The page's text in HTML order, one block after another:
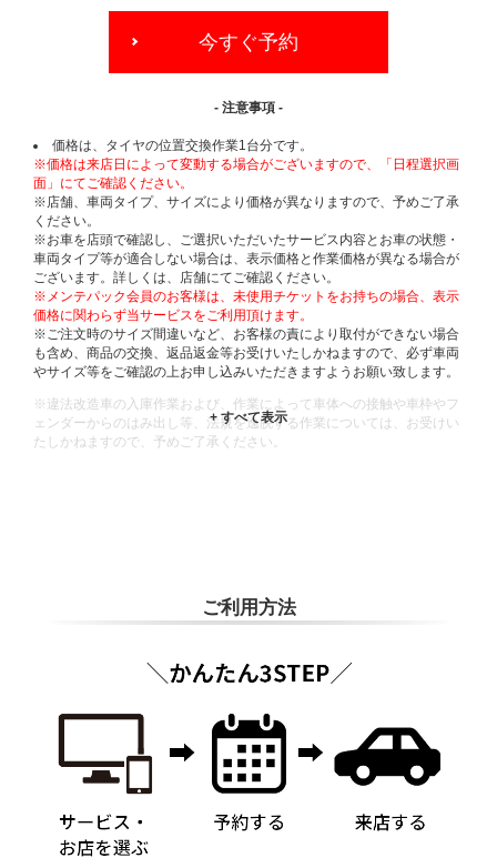
今すぐ予約
- 注意事項 -
価格は、タイヤの位置交換作業1台分です。
※価格は来店日によって変動する場合がございますので、「日程選択画
面」にてご確認ください。
※店舗、車両タイプ、サイズにより価格が異なりますので、予めご了承
ください。
※お車を店頭で確認し、ご選択いただいたサービス内容とお車の状態・
車両タイプ等が適合しない場合は、表示価格と作業価格が異なる場合が
ございます。詳しくは、店舗にてご確認ください。
※メンテパック会員のお客様は、未使用チケットをお持ちの場合、表示
価格に関わらず当サービスをご利用頂けます。
※ご注文時のサイズ間違いなど、お客様の責により取付ができない場合
も含め、商品の交換、返品返金等お受けいたしかねますので、必ず車両
やサイズ等をご確認の上お申し込みいただきますようお願い致します。
※違法改造車の入庫作業および、作業によって車体への接触や車枠やフ
ェンダーからのはみ出し等、法規を逸脱する作業については、お受けい
たしかねますので、予めご了承ください。
ご利用方法